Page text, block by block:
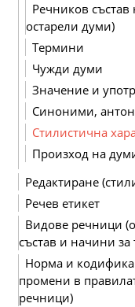
Речников
остарели думи)
Термини
Чужди думи
Значение и
Синоними,
Стилистична
Произход на
Редактиране
Речев етикет
Видове речници
състав и начини за
Норма и
промени в
речници)